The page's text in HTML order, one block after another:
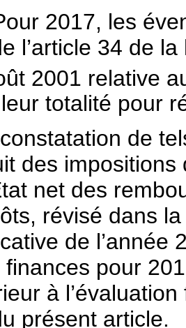
2017, les
l’article 34 de
2001 relative
totalité pour
de
des
net des
révisé dans
de l’année
finances pour
à
présent article.